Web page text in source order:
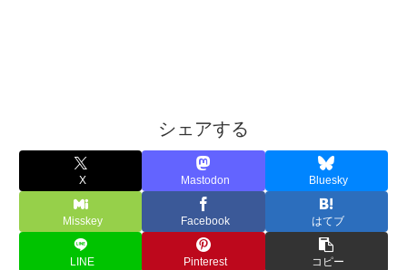
シェアする
X Mastodon Bluesky
Misskey Facebook はてブ
LINE Pinterest コピー